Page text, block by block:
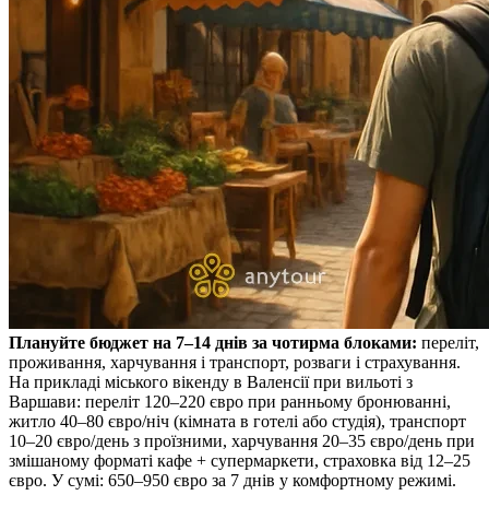
Плануйте бюджет на 7–14 днів за чотирма блоками: переліт,
проживання, харчування і транспорт, розваги і страхування.
На прикладі міського вікенду в Валенсії при вильоті з
Варшави: переліт 120–220 євро при ранньому бронюванні,
житло 40–80 євро/ніч (кімната в готелі або студія), транспорт
10–20 євро/день з проїзними, харчування 20–35 євро/день при
змішаному форматі кафе + супермаркети, страховка від 12–25
євро. У сумі: 650–950 євро за 7 днів у комфортному режимі.